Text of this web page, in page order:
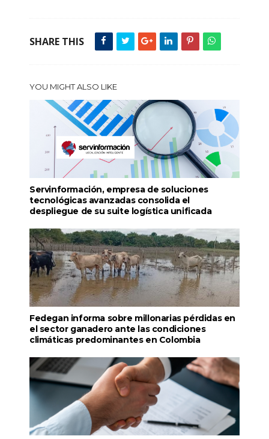
SHARE THIS
YOU MIGHT ALSO LIKE
Servinformación, empresa de soluciones
tecnológicas avanzadas consolida el
despliegue de su suite logística unificada
Fedegan informa sobre millonarias pérdidas en
el sector ganadero ante las condiciones
climáticas predominantes en Colombia